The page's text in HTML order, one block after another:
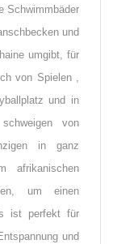
Schwimmbäder
und
umgibt, für
von Spielen ,
und in
von
in ganz
afrikanischen
um einen
ist perfekt für
und